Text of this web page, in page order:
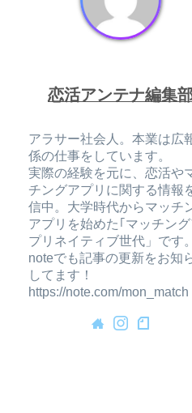
恋活アンテナ編集
アラサー社会人。本業は広
係の仕事をしています。
実際の経験を元に、恋活や
チングアプリに関する情報
信中。大学時代からマッチ
アプリを始めた｢マッチン
プリネイティブ世代」です。
noteでも記事の更新をお知
してます！
https://note.com/mon_match